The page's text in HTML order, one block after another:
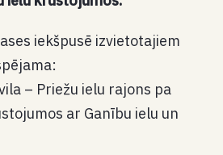
iekšpusē izvietotajiem
– Priežu ielu rajons pa
ar Ganību ielu un